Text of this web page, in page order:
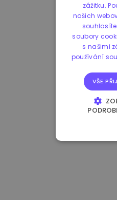
zážitku.
našich
soubory
s našimi
používání
VŠE